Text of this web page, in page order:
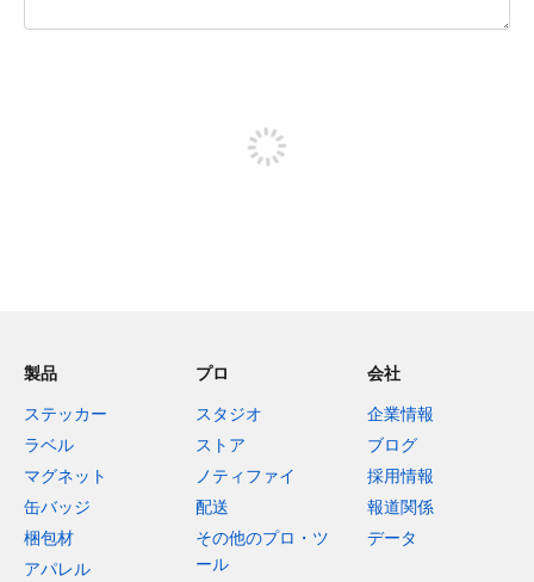
製品
ステッカー
ラベル
マグネット
缶バッジ
梱包材
アパレル
プロ
スタジオ
ストア
ノティファイ
配送
その他のプロ・ツ
ール
会社
企業情報
ブログ
採用情報
報道関係
データ